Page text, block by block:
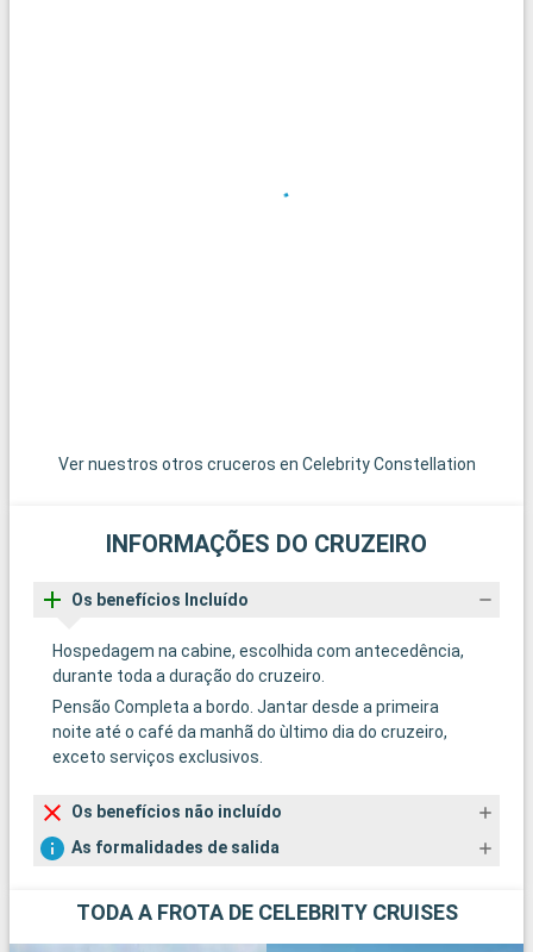
Ver nuestros otros cruceros en Celebrity Constellation
INFORMAÇÕES DO CRUZEIRO
Os benefícios Incluído
Hospedagem na cabine, escolhida com antecedência,
durante toda a duração do cruzeiro.
Pensão Completa a bordo. Jantar desde a primeira
noite até o café da manhã do ùltimo dia do cruzeiro,
exceto serviços exclusivos.
Os benefícios não incluído
As formalidades de salida
TODA A FROTA DE CELEBRITY CRUISES